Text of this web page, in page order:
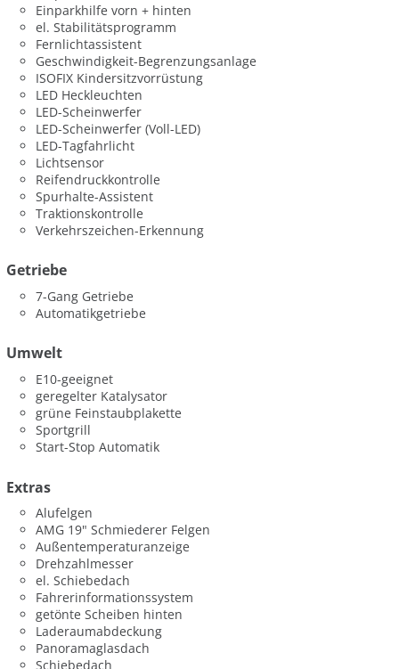
Einparkhilfe vorn + hinten
el. Stabilitätsprogramm
Fernlichtassistent
Geschwindigkeit-Begrenzungsanlage
ISOFIX Kindersitzvorrüstung
LED Heckleuchten
LED-Scheinwerfer
LED-Scheinwerfer (Voll-LED)
LED-Tagfahrlicht
Lichtsensor
Reifendruckkontrolle
Spurhalte-Assistent
Traktionskontrolle
Verkehrszeichen-Erkennung
Getriebe
7-Gang Getriebe
Automatikgetriebe
Umwelt
E10-geeignet
geregelter Katalysator
grüne Feinstaubplakette
Sportgrill
Start-Stop Automatik
Extras
Alufelgen
AMG 19" Schmiederer Felgen
Außentemperaturanzeige
Drehzahlmesser
el. Schiebedach
Fahrerinformationssystem
getönte Scheiben hinten
Laderaumabdeckung
Panoramaglasdach
Schiebedach